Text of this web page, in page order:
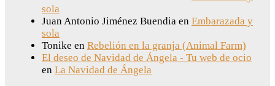
sola
Juan Antonio Jiménez Buendia en Embarazada y
sola
Tonike en Rebelión en la granja (Animal Farm)
El deseo de Navidad de Ángela - Tu web de ocio
en La Navidad de Ángela